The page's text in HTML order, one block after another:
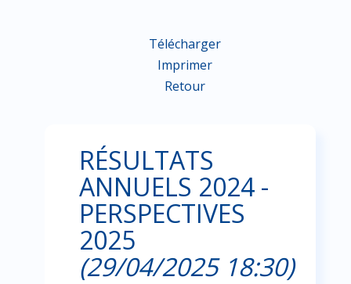
Télécharger
Imprimer
Retour
RÉSULTATS
ANNUELS 2024 -
PERSPECTIVES
2025
(29/04/2025 18:30)